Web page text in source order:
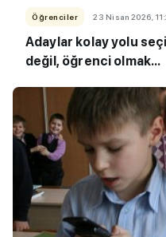
Öğrenciler 23 Nisan 2026,
Adaylar kolay yolu
değil, öğrenci olmak...